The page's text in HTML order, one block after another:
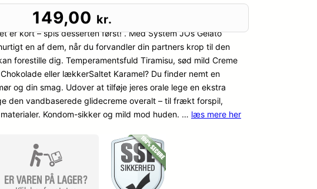
149,00 kr.
er kort – spis desserten først!”. Med System JOs Gelato
en af dem, når du forvandler din partners krop til den
forestille dig. Temperamentsfuld Tiramisu, sød mild Creme
eller lækkerSaltet Karamel? Du finder nemt en
og din smag. Udover at tilføje jeres orale lege en ekstra
den vandbaserede glidecreme overalt – til frækt forspil,
Kondom-sikker og mild mod huden. … læs mere her